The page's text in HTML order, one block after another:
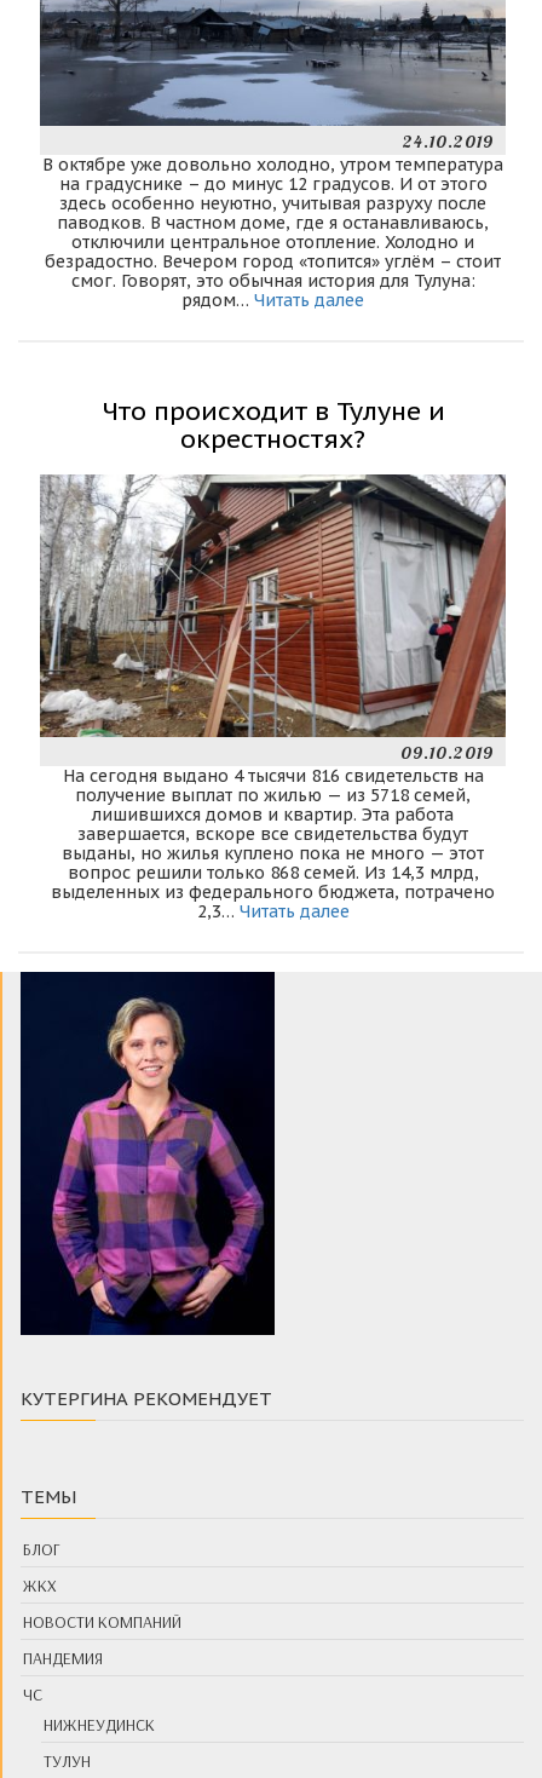
24.10.2019
В октябре уже довольно холодно, утром температура
на градуснике – до минус 12 градусов. И от этого
здесь особенно неуютно, учитывая разруху после
паводков. В частном доме, где я останавливаюсь,
отключили центральное отопление. Холодно и
безрадостно. Вечером город «топится» углём – стоит
смог. Говорят, это обычная история для Тулуна:
рядом… Читать далее
Что происходит в Тулуне и
окрестностях?
09.10.2019
На сегодня выдано 4 тысячи 816 свидетельств на
получение выплат по жилью — из 5718 семей,
лишившихся домов и квартир. Эта работа
завершается, вскоре все свидетельства будут
выданы, но жилья куплено пока не много — этот
вопрос решили только 868 семей. Из 14,3 млрд,
выделенных из федерального бюджета, потрачено
2,3… Читать далее
КУТЕРГИНА РЕКОМЕНДУЕТ
ТЕМЫ
БЛОГ
ЖКХ
НОВОСТИ КОМПАНИЙ
ПАНДЕМИЯ
ЧС
НИЖНЕУДИНСК
ТУЛУН